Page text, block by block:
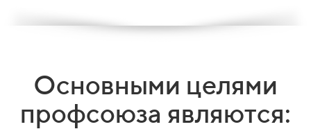
Основными целями
профсоюза являются: